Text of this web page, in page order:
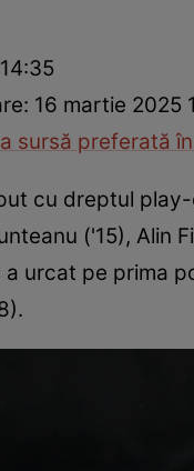
16 martie 2025
sursă preferată
cu dreptul
('15), Alin
urcat pe prima